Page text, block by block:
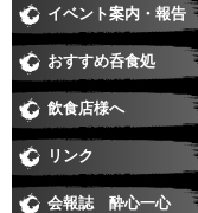
イベント案内・報告
おすすめ呑食処
飲食店様へ
リンク
会報誌 酔心一心